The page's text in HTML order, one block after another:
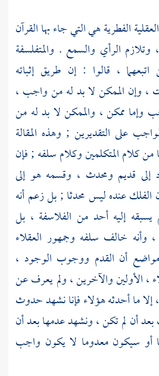
الفطرية هي التي جاء بها القرآن
الرأي والسمع . والمتفلسفة
، قالوا : إن طريق إثباته
، وإن الممكن لا بد له من واجب ،
وإما ممكن ، والممكن لا بد له من
على التقديرين ; وهذه المقالة
من كلام المتكلمين وكلام سلفه ; فإن
إلى قديم ومحدث ، وقسمه هو إلى
عنده ليس محدثا ; بل زعم أنه
يسبقه إليه أحد من الفلاسفة ، بل
وأنه خالف سلفه وجمهور العقلاء
أن القدم ووجوب الوجود ،
، الأولين والآخرين ، ولم يعرف عن
إلا ما أحدثه هؤلاء فإنا نشهد حدوث
أن لم تكن ، ونشهد عدمها بعد أن
أو سيكون معدوما لا يكون واجب